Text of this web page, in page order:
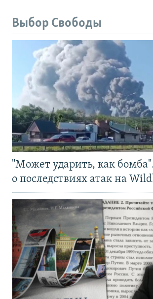
Выбор Свободы
"Может ударить, как
о последствиях атак на